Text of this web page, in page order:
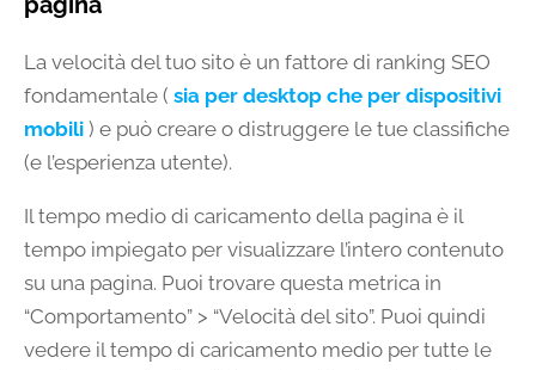
La velocità del tuo sito è un fattore di ranking SEO
fondamentale ( sia per desktop che per dispositivi
mobili ) e può creare o distruggere le tue classifiche
(e l’esperienza utente).
Il tempo medio di caricamento della pagina è il
tempo impiegato per visualizzare l’intero contenuto
su una pagina. Puoi trovare questa metrica in
“Comportamento” > “Velocità del sito”. Puoi quindi
vedere il tempo di caricamento medio per tutte le